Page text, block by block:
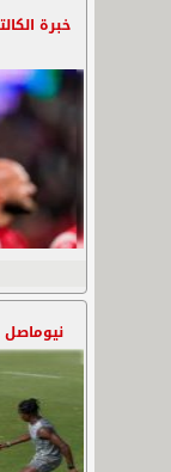
خبرة
نيوماصل